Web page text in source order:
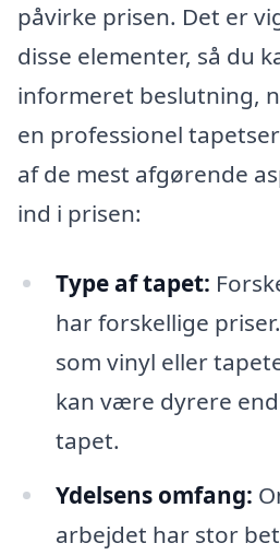
påvirke prisen. Det er
disse elementer, så du
informeret beslutning,
en professionel
af de mest afgørende
ind i prisen:
Type af tapet:
har forskellige
som vinyl eller
kan være dyrere
tapet.
Ydelsens omfang:
arbejdet har stor